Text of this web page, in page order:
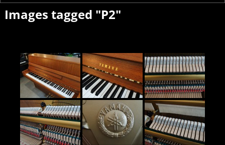
Images tagged "P2"